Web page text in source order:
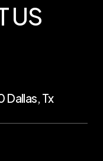
US
Dallas, Tx